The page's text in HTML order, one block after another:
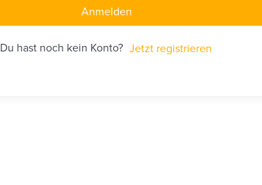
Anmelden
Du hast noch kein Konto? Jetzt registrieren